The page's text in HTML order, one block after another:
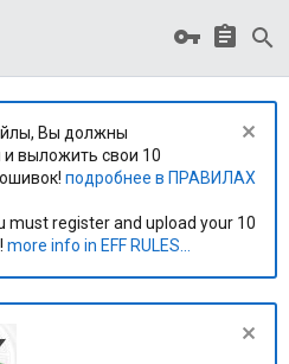
Вы должны
и выложить свои 10
подробнее в ПРАВИЛАХ
must register and upload your 10
more info in EFF RULES...